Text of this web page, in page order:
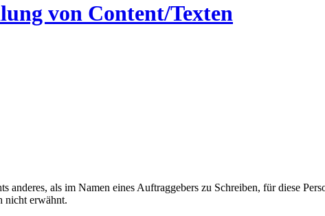
von Content/Texten
anderes, als im Namen eines Auftraggebers zu Schreiben, für diese
nicht erwähnt.